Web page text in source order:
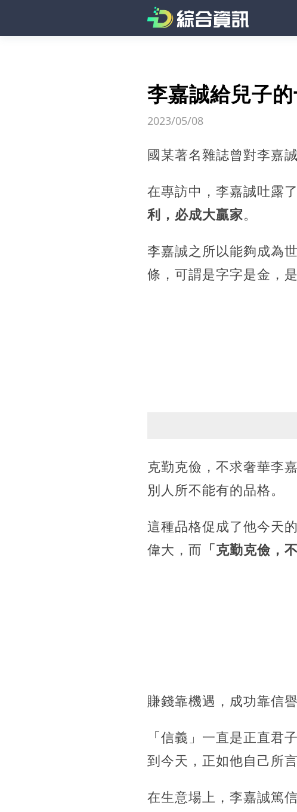
李嘉誠給兒子
2023/05/08
國某著名雜誌曾對李嘉
在專訪中，李嘉誠吐露
利，必成大贏家。
李嘉誠之所以能夠成為
條，可謂是字字是金，
克勤克儉，不求奢華李
別人所不能有的品格。
這種品格促成了他今天
偉大，而 「克勤克儉，
賺錢靠機遇，成功靠信譽
「信義」一直是正直君
到今天，正如他自己所言
在生意場上，李嘉誠篤